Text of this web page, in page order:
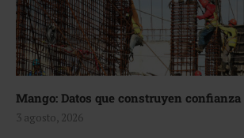
Mango: Datos que construyen confianza
3 agosto, 2026